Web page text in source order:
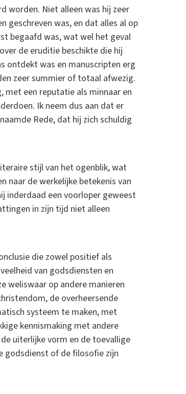
worden. Niet alleen was hij zeer
geschreven was, en dat alles al op
begaafd was, wat wel het geval
de eruditie beschikte die hij
ontdekt was en manuscripten erg
zeer summier of totaal afwezig.
met een reputatie als minnaar en
Ik neem dus aan dat er
Rede, dat hij zich schuldig
stijl van het ogenblik, wat
naar de werkelijke betekenis van
inderdaad een voorloper geweest
in zijn tijd niet alleen
die zowel positief als
van godsdiensten en
weliswaar op andere manieren
de overheersende
systeem te maken, met
kennismaking met andere
uiterlijke vorm en de toevallige
godsdienst of de filosofie zijn